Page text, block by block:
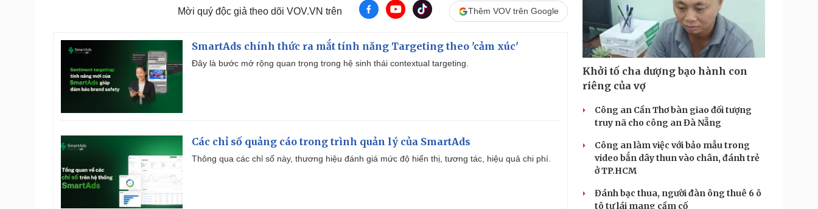
Mời quý độc giả theo dõi VOV.VN trên Thêm VOV trên Google
SmartAds chính thức ra mắt tính năng Targeting theo 'cảm xúc'
Đây là bước mở rộng quan trọng trong hệ sinh thái contextual targeting.
Các chỉ số quảng cáo trong trình quản lý của SmartAds
Thông qua các chỉ số này, thương hiệu đánh giá mức độ hiển thị, tương tác, hiệu quả chi phí.
Khởi tố cha dượng bạo hành con
riêng của vợ
Công an Cần Thơ bàn giao đối tượng
truy nã cho công an Đà Nẵng
Công an làm việc với bảo mẫu trong
video bắn dây thun vào chân, đánh trẻ
ở TP.HCM
Đánh bạc thua, người đàn ông thuê 6 ô
tô tự lái mang cầm cố